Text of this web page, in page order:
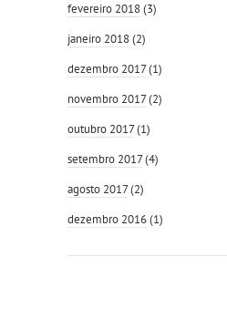
fevereiro 2018(3)
janeiro 2018(2)
dezembro 2017(1)
novembro 2017(2)
outubro 2017(1)
setembro 2017(4)
agosto 2017(2)
dezembro 2016(1)